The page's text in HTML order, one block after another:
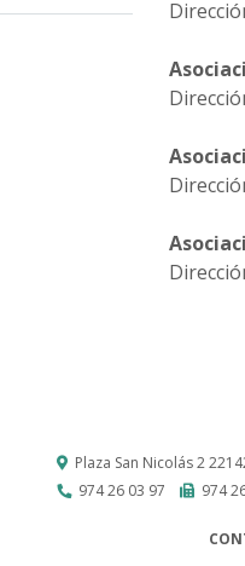
Plaza San Nicolás 2
974 26 03 97
974